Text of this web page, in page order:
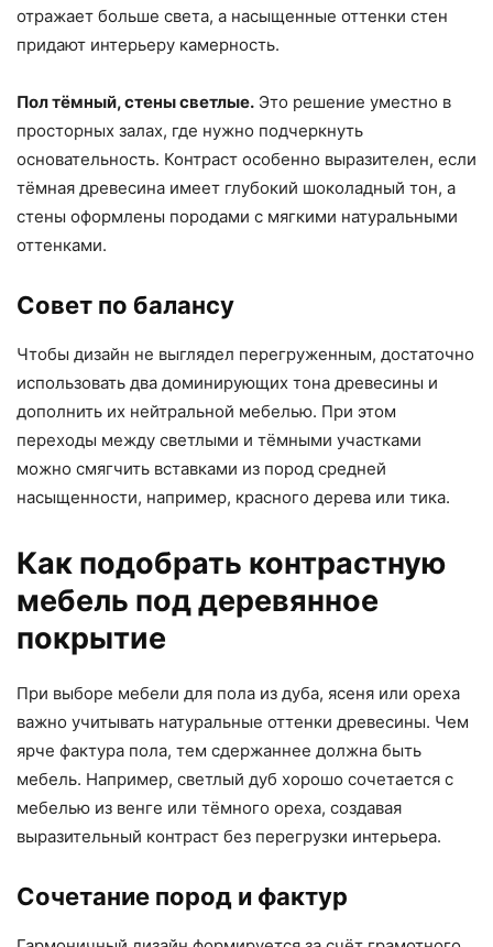
отражает больше света, а насыщенные оттенки стен
придают интерьеру камерность.
Пол тёмный, стены светлые. Это решение уместно в
просторных залах, где нужно подчеркнуть
основательность. Контраст особенно выразителен, если
тёмная древесина имеет глубокий шоколадный тон, а
стены оформлены породами с мягкими натуральными
оттенками.
Совет по балансу
Чтобы дизайн не выглядел перегруженным, достаточно
использовать два доминирующих тона древесины и
дополнить их нейтральной мебелью. При этом
переходы между светлыми и тёмными участками
можно смягчить вставками из пород средней
насыщенности, например, красного дерева или тика.
Как подобрать контрастную
мебель под деревянное
покрытие
При выборе мебели для пола из дуба, ясеня или ореха
важно учитывать натуральные оттенки древесины. Чем
ярче фактура пола, тем сдержаннее должна быть
мебель. Например, светлый дуб хорошо сочетается с
мебелью из венге или тёмного ореха, создавая
выразительный контраст без перегрузки интерьера.
Сочетание пород и фактур